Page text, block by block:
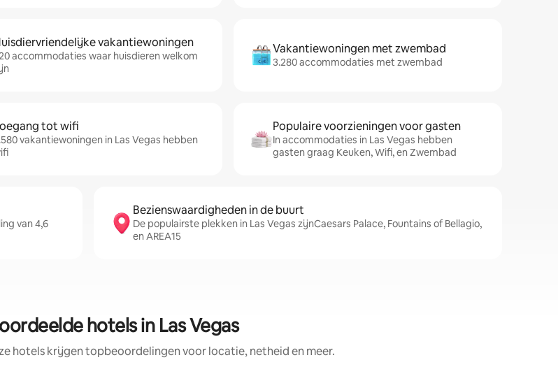
vakantiewoningen
accommodaties waar huisdieren welkom
Vakantiewoningen met zwembad
3.280 accommodaties met zwembad
tot wifi
vakantiewoningen in Las Vegas hebben
Populaire voorzieningen voor gasten
In accommodaties in Las Vegas hebben
gasten graag Keuken, Wifi, en Zwembad
van 4,6
Bezienswaardigheden in de buurt
De populairste plekken in Las Vegas zijnCaesars Palace, Fountains of Bellagio,
en AREA15
hotels in Las Vegas
hotels krijgen topbeoordelingen voor locatie, netheid en meer.